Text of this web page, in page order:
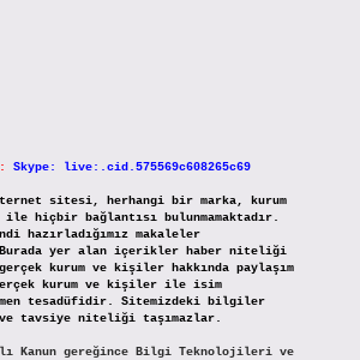
Skype: live:.cid.575569c608265c69
sitesi, herhangi bir marka, kurum
hiçbir bağlantısı bulunmamaktadır.
hazırladığımız makaleler
Burada yer alan içerikler haber niteliği
kurum ve kişiler hakkında paylaşım
kurum ve kişiler ile isim
tesadüfidir. Sitemizdeki bilgiler
tavsiye niteliği taşımazlar.
Kanun gereğince Bilgi Teknolojileri ve